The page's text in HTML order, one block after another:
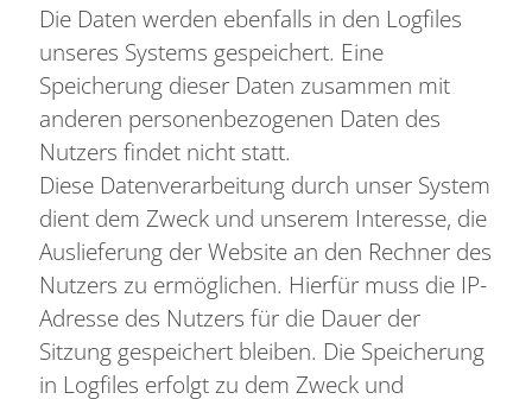
Die Daten werden ebenfalls in den Logfiles
unseres Systems gespeichert. Eine
Speicherung dieser Daten zusammen mit
anderen personenbezogenen Daten des
Nutzers findet nicht statt.
Diese Datenverarbeitung durch unser System
dient dem Zweck und unserem Interesse, die
Auslieferung der Website an den Rechner des
Nutzers zu ermöglichen. Hierfür muss die IP-
Adresse des Nutzers für die Dauer der
Sitzung gespeichert bleiben. Die Speicherung
in Logfiles erfolgt zu dem Zweck und